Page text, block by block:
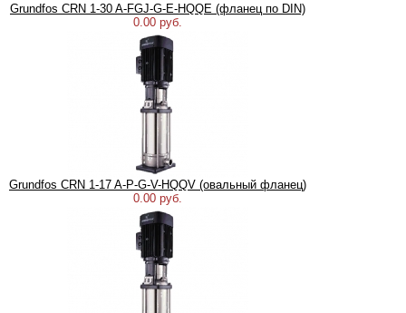
Grundfos CRN 1-30 A-FGJ-G-E-HQQE (фланец по DIN)
0.00 руб.
Grundfos CRN 1-17 A-P-G-V-HQQV (овальный фланец)
0.00 руб.